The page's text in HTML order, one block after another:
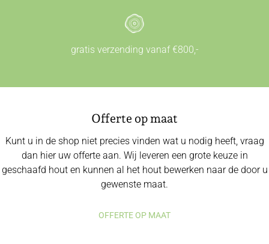
gratis verzending vanaf €800,-
Offerte op maat
Kunt u in de shop niet precies vinden wat u nodig heeft, vraag
dan hier uw offerte aan. Wij leveren een grote keuze in
geschaafd hout en kunnen al het hout bewerken naar de door u
gewenste maat.
OFFERTE OP MAAT